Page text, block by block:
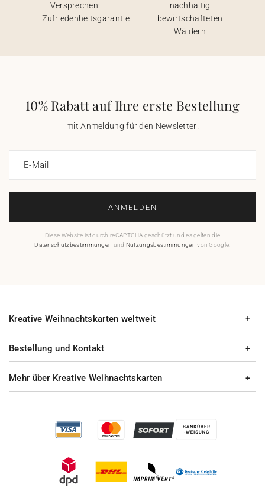
Versprechen:
Zufriedenheitsgarantie
nachhaltig
bewirtschafteten
Wäldern
10% Rabatt auf Ihre erste Bestellung
mit Anmeldung für den Newsletter!
E-Mail
ANMELDEN
Diese Website ist durch reCAPTCHA geschützt und es gelten die
Datenschutzbestimmungen und Nutzungsbestimmungen von Google.
Bestellung und Kontakt
Mehr über Kreative Weihnachtskarten
Kreative Weihnachtskarten weltweit